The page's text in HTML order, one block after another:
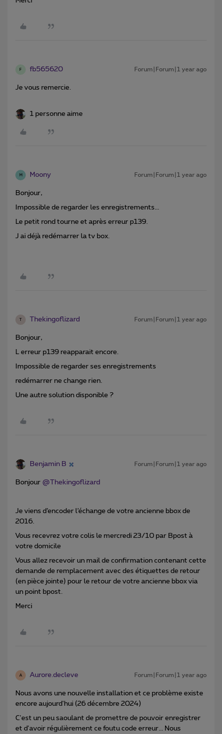
F fb565620 Forum|Forum|1 year ago
Je vous remercie.
1 personne aime
M Moony Forum|Forum|1 year ago
Bonjour,
Impossible de regarder les enregistrements...
Le petit rond tourne et après erreur p139.
J ai déjà redémarrer la tv box.
T Thekingoflizard Forum|Forum|1 year ago
Bonjour,
L erreur p139 reapparait encore.
Impossible de regarder ses enregistrements
redémarrer ne change rien.
Une autre solution disponible ?
Benjamin B Forum|Forum|1 year ago
Bonjour @Thekingoflizard
Je viens d’encoder l’échange de votre ancienne bbox de
2016.
Vous recevrez votre colis le mercredi 23/10 par Bpost à
votre domicile
Vous allez recevoir un mail de confirmation contenant cette
demande de remplacement avec des étiquettes de retour
(en pièce jointe) pour le retour de votre ancienne bbox via
un point bpost.
Merci
A Aurore.decleve Forum|Forum|1 year ago
Nous avons une nouvelle installation et ce problème existe
encore aujourd'hui (26 décembre 2024)
C'est un peu saoulant de promettre de pouvoir enregistrer
et d'avoir régulièrement ce foutu code erreur... Nous